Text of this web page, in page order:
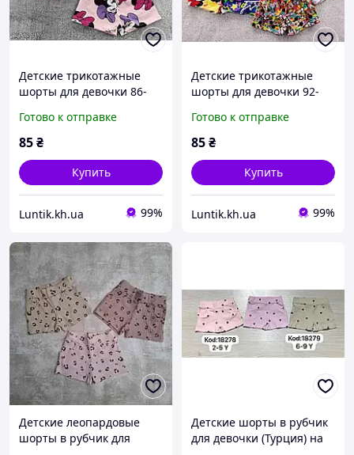
Детские трикотажные
шорты для девочки 86-
летние шорты на
резинке
Готово к отправке
85₴
Купить
Luntik.kh.ua 99%
Детские трикотажные
шорты для девочки 92-
летние шорты на
резинке
Готово к отправке
85₴
Купить
Luntik.kh.ua 99%
Детские леопардовые
шорты в рубчик для
Детские шорты в рубчик
для девочки (Турция) на